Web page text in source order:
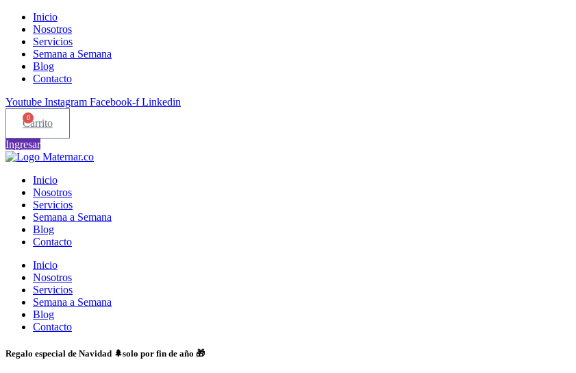
Inicio
Nosotros
Servicios
Semana a Semana
Blog
Contacto
Youtube Instagram Facebook-f Linkedin
0
Carrito
Ingresar
Inicio
Nosotros
Servicios
Semana a Semana
Blog
Contacto
Inicio
Nosotros
Servicios
Semana a Semana
Blog
Contacto
Regalo especial de Navidad 🌲solo por fin de año 🎁